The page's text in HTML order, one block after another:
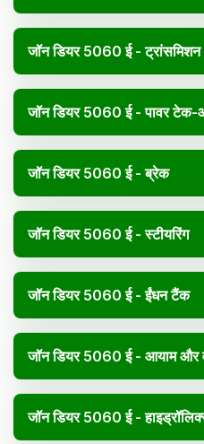
जॉन डियर 5060 ई - ट्रांसमिशन
जॉन डियर 5060 ई - पावर
जॉन डियर 5060 ई - ब्रेक
जॉन डियर 5060 ई - स्टीयरिंग
जॉन डियर 5060 ई - ईंधन टैंक
जॉन डियर 5060 ई - आयाम और
जॉन डियर 5060 ई -